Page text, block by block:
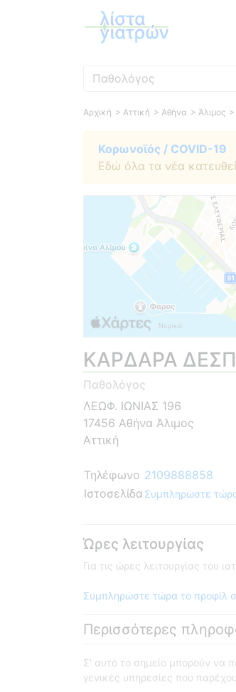
Ειδικότητα
Αρχική > Αττική > Αθήνα > Άλιμος
Κορωνοϊός / COVID-19
Εδώ όλα τα νέα
ΚΑΡΔΑΡΑ
Παθολόγος
ΛΕΩΦ. ΙΩΝΙΑΣ 196
17456 Αθήνα Άλιμος
Αττική
Τηλέφωνο 2109888858
Ιστοσελίδα Συμπληρώστε
Ώρες λειτουργίας
Για τις ώρες λειτουργίας του
Συμπληρώστε τώρα το προφίλ
Περισσότερες
Σ' αυτό το σημείο μπορούν να
γενικές υπηρεσίες που